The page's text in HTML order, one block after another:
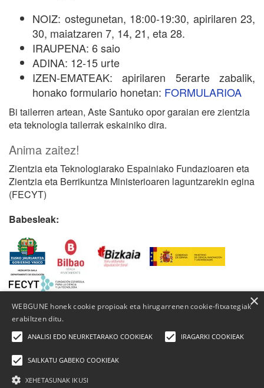
NOIZ: ostegunetan, 18:00-19:30, apirilaren 23,
30, maiatzaren 7, 14, 21, eta 28.
IRAUPENA: 6 saio
ADINA: 12-15 urte
IZEN-EMATEAK: apirilaren 5erarte zabalik,
honako formulario honetan: FORMULARIOA
Bi tailerren artean, Aste Santuko opor garaian ere zientzia
eta teknologia tailerrak eskainiko dira.
Anima zaitez!
Zientzia eta Teknologiarako Espainiako Fundazioaren eta
Zientzia eta Berrikuntza Ministerioaren laguntzarekin egina
(FECYT)
Babesleak:
WEBGUNE honek cookie propioak eta hirugarrenen cookie-fitxategiak
erabiltzen ditu.
ANALISI EDO NEURKETARAKO COOKIEAK IRAGARKI COOKIEAK
SAILKATU GABEKO COOKIEAK
XEHETASUNAK IKUSI
×